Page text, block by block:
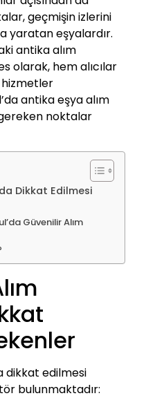
geçmişin izlerini
yaratan eşyalardır.
antika alım
olarak, hem alıcılar
hizmetler
antika eşya alım
noktalar
Dikkat Edilmesi
Güvenilir Alım
dikkat edilmesi
bulunmaktadır: